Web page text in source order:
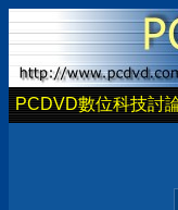
PCDVD數位科技討